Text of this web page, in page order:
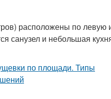
расположены по левую
санузел и небольшая